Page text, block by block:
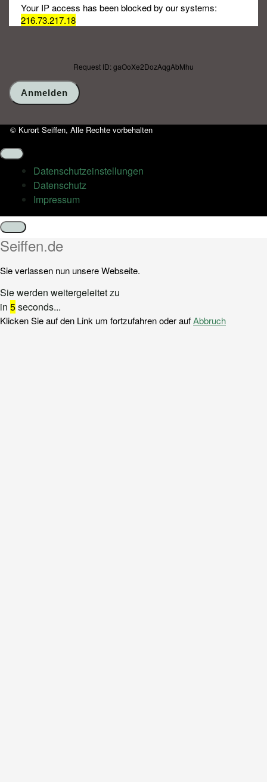
Your IP access has been blocked by our systems:
216.73.217.18
Request ID: gaOoXe2DozAqgAbMhu
© Kurort Seiffen, Alle Rechte vorbehalten
Datenschutz­einstellungen
Datenschutz
Impressum
Schließen
Seiffen.de
Sie verlassen nun unsere Webseite.
Sie werden weitergeleitet zu
in 5seconds...
Klicken Sie auf den Link um fortzufahren oder aufAbbruch